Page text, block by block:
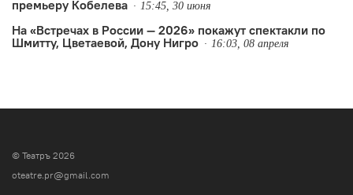
премьеру Кобелева
15:45, 30 июня
На «Встречах в России — 2026» покажут спектакли по
Шмитту, Цветаевой, Дону Нигро
16:03, 08 апреля
© Театръ 2026
oteatre.pr@gmail.com